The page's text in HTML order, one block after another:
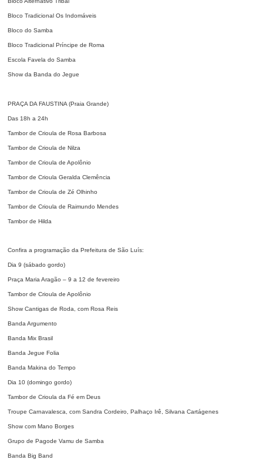
Bloco Tradicional Os Indomáveis
Bloco do Samba
Bloco Tradicional Príncipe de Roma
Escola Favela do Samba
Show da Banda do Jegue
PRAÇA DA FAUSTINA (Praia Grande)
Das 18h a 24h
Tambor de Crioula de Rosa Barbosa
Tambor de Crioula de Nilza
Tambor de Crioula de Apolônio
Tambor de Crioula Geralda Clemência
Tambor de Crioula de Zé Olhinho
Tambor de Crioula de Raimundo Mendes
Tambor de Hilda
Confira a programação da Prefeitura de São Luís:
Dia 9 (sábado gordo)
Praça Maria Aragão – 9 a 12 de fevereiro
Tambor de Crioula de Apolônio
Show Cantigas de Roda, com Rosa Reis
Banda Argumento
Banda Mix Brasil
Banda Jegue Folia
Banda Makina do Tempo
Dia 10 (domingo gordo)
Tambor de Crioula da Fé em Deus
Troupe Carnavalesca, com Sandra Cordeiro, Palhaço Irê, Silvana Cartágenes
Show com Mano Borges
Grupo de Pagode Vamu de Samba
Banda Big Band